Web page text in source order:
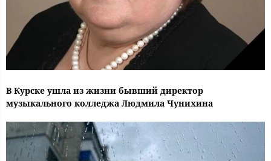
В Курске ушла из жизни бывший директор
музыкального колледжа Людмила Чунихина